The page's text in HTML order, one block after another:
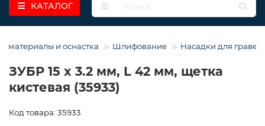
КАТАЛОГ
материалы и оснастка Шлифование Насадки для
ЗУБР 15 x 3.2 мм, L 42 мм, щетка
кистевая (35933)
Код товара: 35933